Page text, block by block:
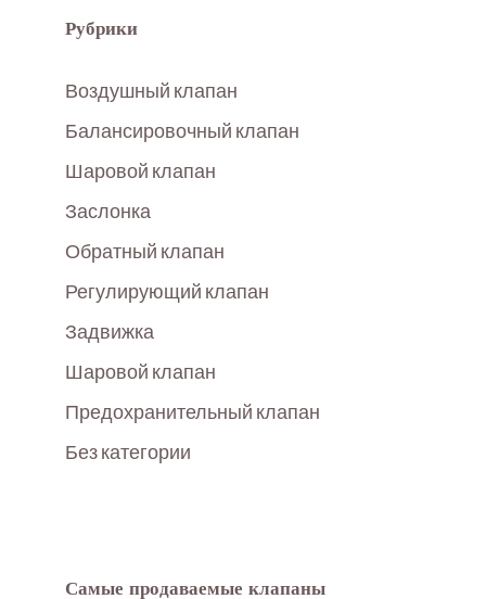
Рубрики
Воздушный клапан
Балансировочный клапан
Шаровой клапан
Заслонка
Обратный клапан
Регулирующий клапан
Задвижка
Шаровой клапан
Предохранительный клапан
Без категории
Самые продаваемые клапаны